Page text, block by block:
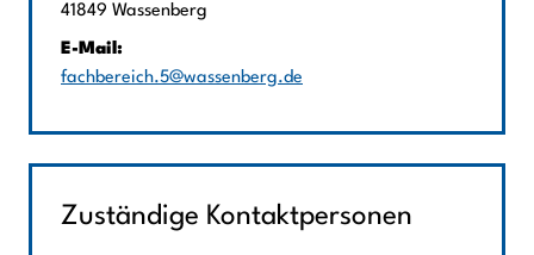
PLZ:
41849 Ort:
Wassenberg
E-Mail:
fachbereich.5@wassenberg.de
Zuständige Kontaktpersonen